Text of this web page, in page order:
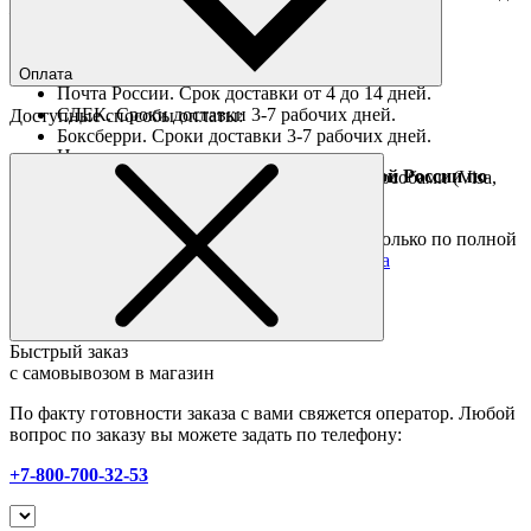
— внутренние широкие резинки для рукавов
Ориентировочные сроки доставки по России
Почта России. Срок доставки от 4 до 14 дней.
СДЕК. Сроки доставки 3-7 рабочих дней.
Боксберри. Сроки доставки 3-7 рабочих дней.
Доставка за границу осуществляется Почтой России по
полной предоплате
Подробные условия
Оплата
Доступные способы оплаты:
Наличными при получении
Оплата он-лайн всеми популярными способами (Visa,
Mastercard и тд.)
Товары со скидкой отправляются по России только по полной
предоплате. Все подробности в разделе
оплата
Быстрый заказ
с самовывозом в магазин
По факту готовности заказа с вами свяжется оператор. Любой
вопрос по заказу вы можете задать по телефону:
+7-800-700-32-53